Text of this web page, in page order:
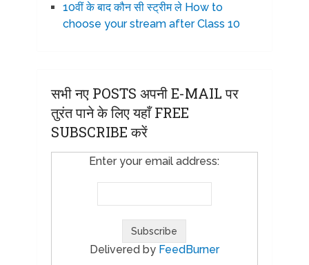
10वीं के बाद कौन सी स्ट्रीम ले How to
choose your stream after Class 10
सभी नए POSTS अपनी E-MAIL पर
तुरंत पाने के लिए यहाँ FREE
SUBSCRIBE करें
Enter your email address:
Delivered by FeedBurner